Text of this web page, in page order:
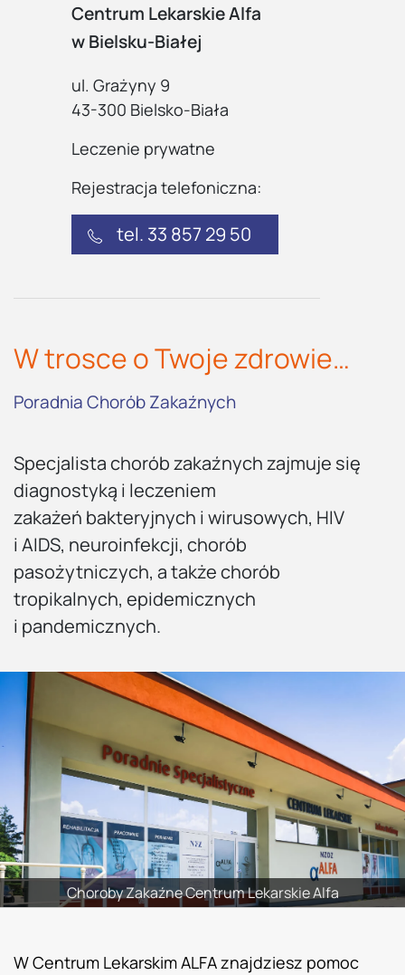
Centrum Lekarskie Alfa
w Bielsku-Białej
ul. Grażyny 9
43-300 Bielsko-Biała
Leczenie prywatne
Rejestracja telefoniczna:
tel. 33 857 29 50
W trosce o Twoje zdrowie…
Poradnia Chorób Zakaźnych
Specjalista chorób zakaźnych zajmuje się
diagnostyką i leczeniem
zakażeń bakteryjnych i wirusowych, HIV
i AIDS, neuroinfekcji, chorób
pasożytniczych, a także chorób
tropikalnych, epidemicznych
i pandemicznych.
Choroby Zakaźne Centrum Lekarskie Alfa
W Centrum Lekarskim ALFA znajdziesz pomoc